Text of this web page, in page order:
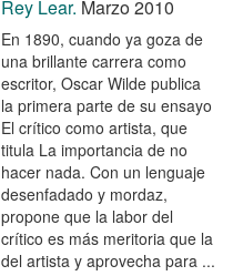
Rey Lear. Marzo 2010
En 1890, cuando ya goza de
una brillante carrera como
escritor, Oscar Wilde publica
la primera parte de su ensayo
El crítico como artista, que
titula La importancia de no
hacer nada. Con un lenguaje
desenfadado y mordaz,
propone que la labor del
crítico es más meritoria que la
del artista y aprovecha para ...